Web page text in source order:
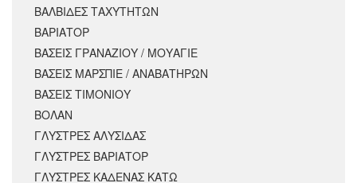
ΒΑΛΒΙΔΕΣ ΤΑΧΥΤΗΤΩΝ
ΒΑΡΙΑΤΟΡ
ΒΑΣΕΙΣ ΓΡΑΝΑΖΙΟΥ / ΜΟΥΑΓΙΕ
ΒΑΣΕΙΣ ΜΑΡΣΠΙΕ / ΑΝΑΒΑΤΗΡΩΝ
ΒΑΣΕΙΣ ΤΙΜΟΝΙΟΥ
ΒΟΛΑΝ
ΓΛΥΣΤΡΕΣ ΑΛΥΣΙΔΑΣ
ΓΛΥΣΤΡΕΣ ΒΑΡΙΑΤΟΡ
ΓΛΥΣΤΡΕΣ ΚΑΔΕΝΑΣ ΚΑΤΩ